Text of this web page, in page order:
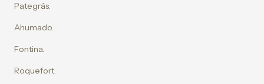
Pategrás.
Ahumado.
Fontina.
Roquefort.